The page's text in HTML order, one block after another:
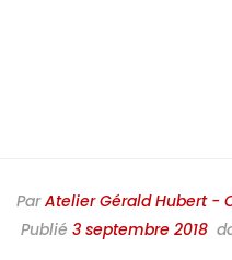
ParAtelier Gérald Hubert -
Publié 3 septembre 2018